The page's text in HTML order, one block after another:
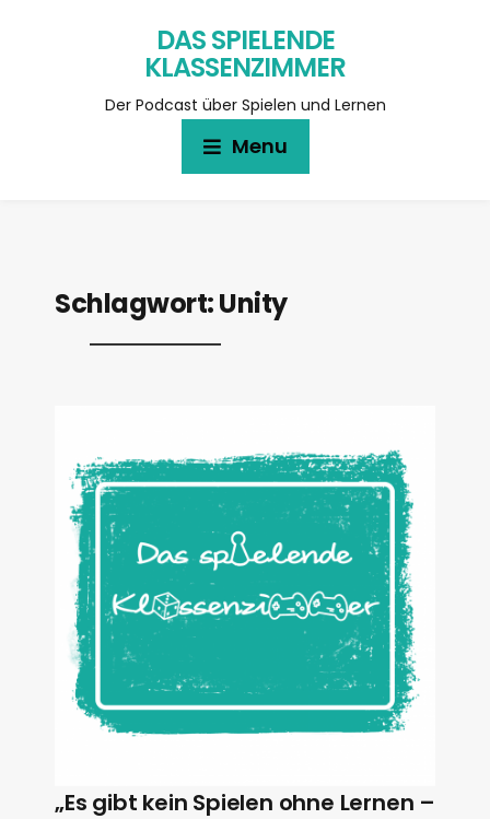
DAS SPIELENDE
KLASSENZIMMER
Der Podcast über Spielen und Lernen
Menu
Schlagwort:Unity
„Es gibt kein Spielen ohne Lernen –